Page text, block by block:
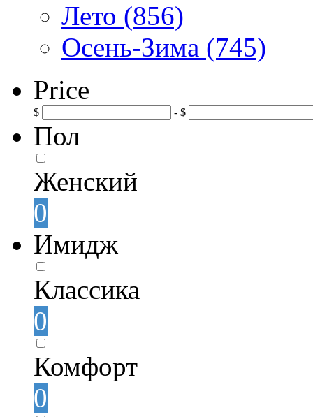
Лето (856)
Осень-Зима (745)
Price
$ - $
Пол
Женский
0
Имидж
Классика
0
Комфорт
0